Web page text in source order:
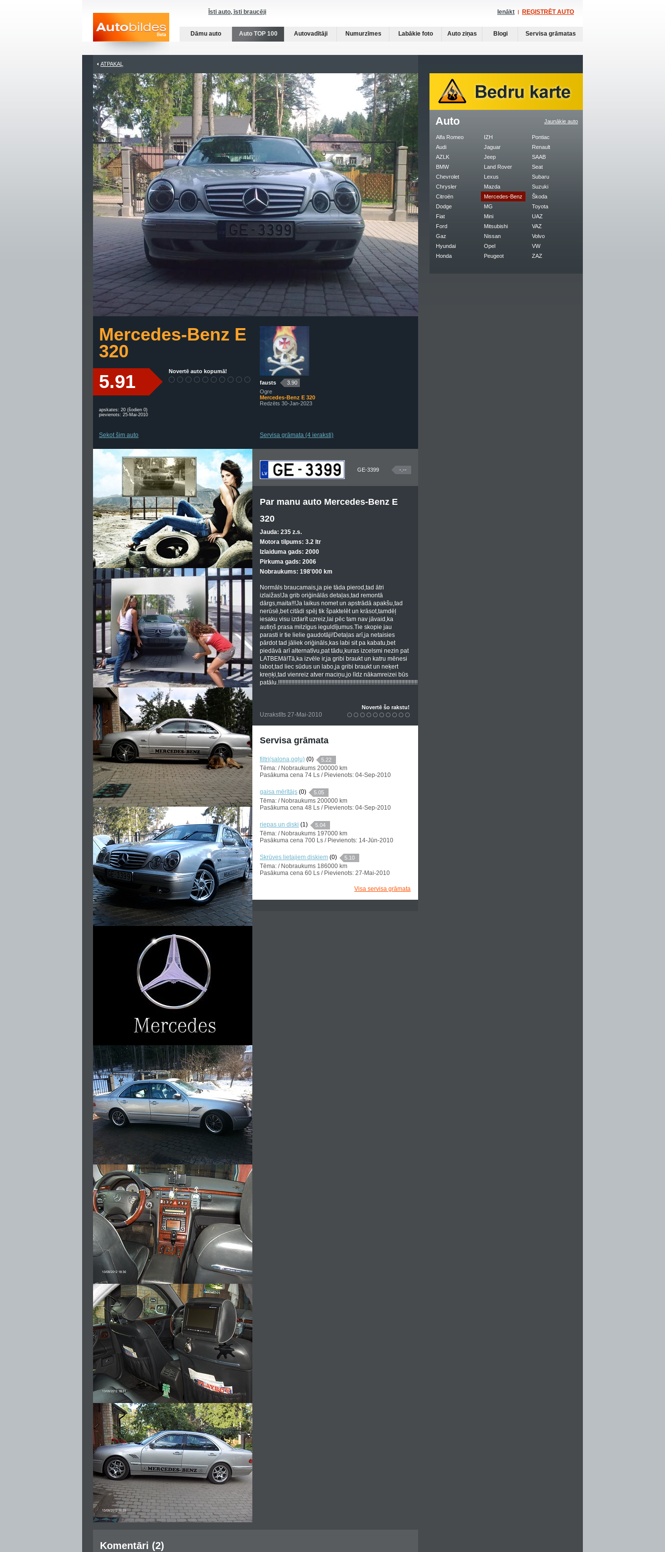
Īsti auto, īsti braucēji Ienākt REĢISTRĒT AUTO
Dāmu auto Auto TOP 100 Autovadītāji Numurzīmes Labākie foto Auto ziņas Blogi Servisa grāmatas
ATPAKAĻ
Mercedes-Benz E
320
5.91 Novertē auto kopumā!
apskates: 20 (šodien 0)
pievienots: 25-Mai-2010
Sekot šim auto
fausts
3.90
Ogre
Mercedes-Benz E 320
Redzēts 30-Jan-2023
Servisa grāmata (4 ieraksti)
GE-3399 -.--
Par manu auto Mercedes-Benz E
320
Jauda: 235 z.s.
Motora tilpums: 3.2 ltr
Izlaiduma gads: 2000
Pirkuma gads: 2006
Nobraukums: 198'000 km
Normāls braucamais,ja pie tāda pierod,tad ātri
izlaižas!Ja grib oriģinālās detaļas,tad remontā
dārgs,maita!!!Ja laikus nomet un apstrādā apakšu,tad
nerūsē,bet citādi spēj tik špaktelēt un krāsot,tamdēļ
iesaku visu izdarīt uzreiz,lai pēc tam nav jāvaid,ka
autiņš prasa milzīgus ieguldījumus.Tie skopie jau
parasti ir tie lielie gaudotāji!Detaļas arī,ja netaisies
pārdot tad jāliek oriģināls,kas labi sit pa kabatu,bet
piedāvā arī alternatīvu,pat tādu,kuras izcelsmi nezin pat
LATBEMā!Tā,ka izvēle ir,ja gribi braukt un katru mēnesi
labot,tad liec sūdus un labo,ja gribi braukt un neķert
kreņķi,tad vienreiz atver maciņu,jo līdz nākamreizei būs
Uzrakstīts 27-Mai-2010
Novertē šo rakstu!
Servisa grāmata
filtri(salona,ogļu) (0) 5.22
Tēma: / Nobraukums 200000 km
Pasākuma cena 74 Ls / Pievienots: 04-Sep-2010
gaisa mērītājs (0) 5.05
Tēma: / Nobraukums 200000 km
Pasākuma cena 48 Ls / Pievienots: 04-Sep-2010
riepas un diski (1) 5.04
Tēma: / Nobraukums 197000 km
Pasākuma cena 700 Ls / Pievienots: 14-Jūn-2010
Skrūves lietajiem diskiem (0) 5.10
Tēma: / Nobraukums 186000 km
Pasākuma cena 60 Ls / Pievienots: 27-Mai-2010
Visa servisa grāmata
Komentāri (2)
Jaunākie auto
Auto
Alfa Romeo
Audi
AZLK
BMW
Chevrolet
Chrysler
Citroën
Dodge
Fiat
Ford
Gaz
Hyundai
Honda
IZH
Jaguar
Jeep
Land Rover
Lexus
Mazda
Mercedes-Benz
MG
Mini
Mitsubishi
Nissan
Opel
Peugeot
Pontiac
Renault
SAAB
Seat
Subaru
Suzuki
Škoda
Toyota
UAZ
VAZ
Volvo
VW
ZAZ